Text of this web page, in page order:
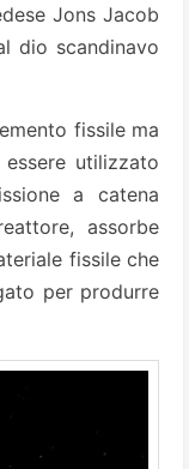
Jons Jacob
dio scandinavo
fissile ma
utilizzato
a catena
assorbe
fissile che
per produrre